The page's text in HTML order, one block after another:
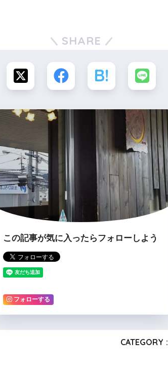
SHARE
この記事が気に入ったらフォローしよう
フォローする
CATEGORY :